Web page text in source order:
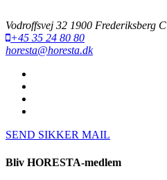
Vodroffsvej 32 1900 Frederiksberg C
+45 35 24 80 80
horesta@horesta.dk
SEND SIKKER MAIL
Bliv HORESTA-medlem